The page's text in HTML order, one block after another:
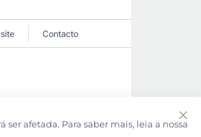
Contacto
afetada. Para saber mais, leia a nossa